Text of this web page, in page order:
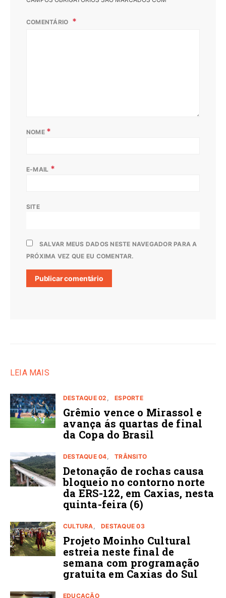
COMENTÁRIO
NOME *
E-MAIL *
SITE
SALVAR MEUS DADOS NESTE NAVEGADOR PARA A
PRÓXIMA VEZ QUE EU COMENTAR.
LEIA MAIS
DESTAQUE 02 ESPORTE
Grêmio vence o Mirassol e
avança ás quartas de final
da Copa do Brasil
DESTAQUE 04 TRÂNSITO
Detonação de rochas causa
bloqueio no contorno norte
da ERS-122, em Caxias, nesta
quinta-feira (6)
CULTURA DESTAQUE 03
Projeto Moinho Cultural
estreia neste final de
semana com programação
gratuita em Caxias do Sul
EDUCAÇÃO